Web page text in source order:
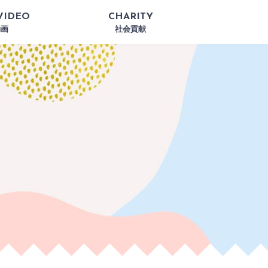
CHARITY
社会貢献